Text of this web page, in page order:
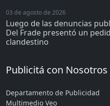
03 de agosto de 2026
Luego de las denuncias
Del Frade presentó un
clandestino
Publicitá con Nosotros
Departamento de Publicidad
Multimedio Veo